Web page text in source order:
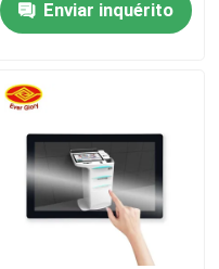
Enviar inquérito